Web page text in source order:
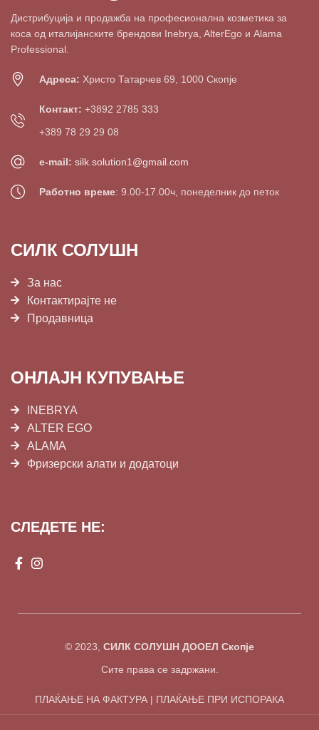
Дистрибуција и продажба на професионална козметика за
коса од италијанските брендови Inebrya, AlterEgo и Alama
Professional.
Адреса: Христо Татарчев 69, 1000 Скопје
Контакт: +3892 2785 333
+389 78 29 29 08
e-mail: silk.solution1@gmail.com
Работно време: 9.00-17.00ч, понеделник до петок
СИЛК СОЛУШН
За нас
Контактирајте не
Продавница
ОНЛАЈН КУПУВАЊЕ
INEBRYA
ALTER EGO
ALAMA
Фризерски алати и додатоци
СЛЕДЕТЕ НЕ:
© 2023, СИЛК СОЛУШН ДООЕЛ Скопје
Сите права се задржани.
ПЛАЌАЊЕ НА ФАКТУРА | ПЛАЌАЊЕ ПРИ ИСПОРАКА